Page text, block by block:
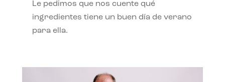
Le pedimos que nos cuente qué
ingredientes tiene un buen día de verano
para ella.